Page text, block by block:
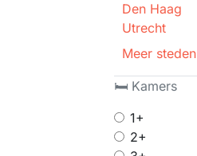
Den Haag
Utrecht
Meer steden
🛏 Kamers
1+
2+